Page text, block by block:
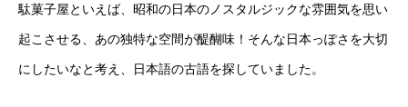
駄菓子屋といえば、昭和の日本のノスタルジックな雰囲気を思い
起こさせる、あの独特な空間が醍醐味！そんな日本っぽさを大切
にしたいなと考え、日本語の古語を探していました。